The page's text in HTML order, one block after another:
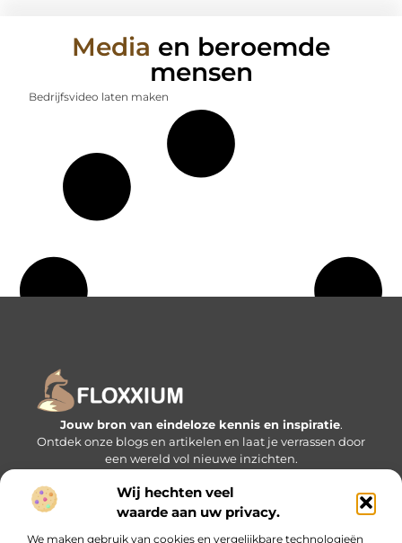
Wij hechten veel
waarde aan uw privacy.
We maken gebruik van cookies en vergelijkbare technologieën
Media en beroemde
mensen
Bedrijfsvideo laten maken
Jouw bron van eindeloze kennis en inspiratie.
Ontdek onze blogs en artikelen en laat je verrassen door
een wereld vol nieuwe inzichten.
Bericht categorie